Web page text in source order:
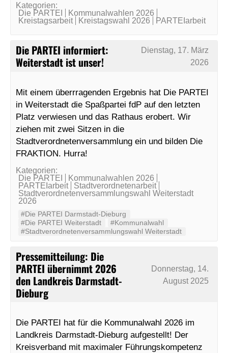
Kategorien:
Die PARTEI
Kommunalwahlen 2026
Kreistagsarbeit
Kreistagswahl 2026 PARTEIarbeit
Die PARTEI informiert:
Weiterstadt ist unser!
Dienstag, 17. März
2026
Mit einem überrragenden Ergebnis hat Die PARTEI
in Weiterstadt die Spaßpartei fdP auf den letzten
Platz verwiesen und das Rathaus erobert. Wir
ziehen mit zwei Sitzen in die
Stadtverordnetenversammlung ein und bilden Die
FRAKTION. Hurra!
Kategorien:
Die PARTEI
Kommunalwahlen 2026
PARTEIarbeit
Stadtverordnetenarbeit
Stadtverordnetenversammlungswahl Weiterstadt
2026
#Die PARTEI Darmstadt-Dieburg
#Die PARTEI Weiterstadt
#Kommunalwahl
#Stadtverordnetenversammlungswahl Weiterstadt
Pressemitteilung: Die
PARTEI übernimmt 2026
den Landkreis Darmstadt-
Dieburg
Donnerstag, 14.
August 2025
Die PARTEI hat für die Kommunalwahl 2026 im
Landkreis Darmstadt-Dieburg aufgestellt! Der
Kreisverband mit maximaler Führungskompetenz